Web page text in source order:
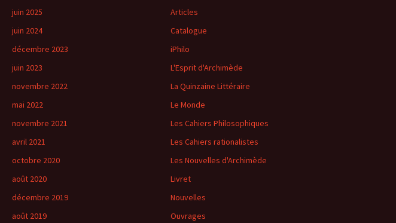
juin 2025
juin 2024
décembre 2023
juin 2023
novembre 2022
mai 2022
novembre 2021
avril 2021
octobre 2020
août 2020
décembre 2019
août 2019
Articles
Catalogue
iPhilo
L'Esprit d'Archimède
La Quinzaine Littéraire
Le Monde
Les Cahiers Philosophiques
Les Cahiers rationalistes
Les Nouvelles d'Archimède
Livret
Nouvelles
Ouvrages